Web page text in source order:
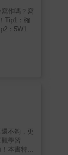
作嗎？寫
Tip1：確
：5W1H
，需要
意並非
使讀者
不夠，更
學習
本書特